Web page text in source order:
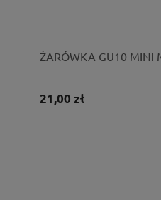
ŻARÓWKA GU10 MINI
21,00 zł